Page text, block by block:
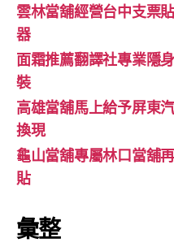
雲林當舖經營台中支票
器
面霜推薦翻譯社專業隱
裝
高雄當舖馬上給予屏東
換現
龜山當舖專屬林口當舖
貼
彙整